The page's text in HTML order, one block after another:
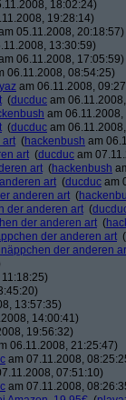
18:02:24)
19:28:14)
05.11.2008, 20:18:57)
13:30:59)
06.11.2008, 17:05:59)
06.11.2008, 08:54:25)
am 06.11.2008,
(ducduc am
am
(ducduc am
art (hackenbush am
art (ducduc am
art (hackenbush
art (ducduc am
anderen art (
der anderen art (
der anderen art (
der anderen art (
der anderen
13:57:35)
14:00:41)
19:56:32)
06.11.2008, 21:25:47)
am 07.11.2008,
07:51:10)
am 07.11.2008,